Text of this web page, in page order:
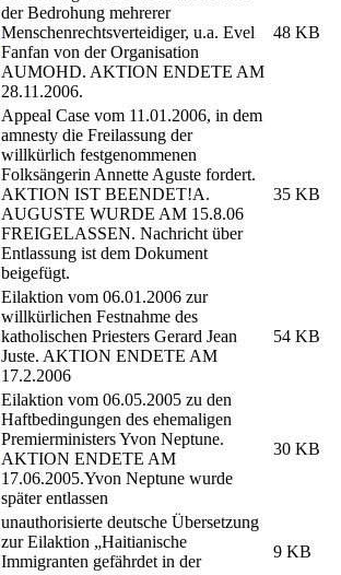
der Bedrohung mehrerer
Menschenrechtsverteidiger, u.a. Evel
Fanfan von der Organisation
AUMOHD. AKTION ENDETE AM
28.11.2006.
48 KB
Appeal Case vom 11.01.2006, in dem
amnesty die Freilassung der
willkürlich festgenommenen
Folksängerin Annette Aguste fordert.
AKTION IST BEENDET!A.
AUGUSTE WURDE AM 15.8.06
FREIGELASSEN. Nachricht über
Entlassung ist dem Dokument
beigefügt.
35 KB
Eilaktion vom 06.01.2006 zur
willkürlichen Festnahme des
katholischen Priesters Gerard Jean
Juste. AKTION ENDETE AM
17.2.2006
54 KB
Eilaktion vom 06.05.2005 zu den
Haftbedingungen des ehemaligen
Premierministers Yvon Neptune.
AKTION ENDETE AM
17.06.2005.Yvon Neptune wurde
später entlassen
30 KB
unauthorisierte deutsche Übersetzung
zur Eilaktion „Haitianische
Immigranten gefährdet in der
9 KB